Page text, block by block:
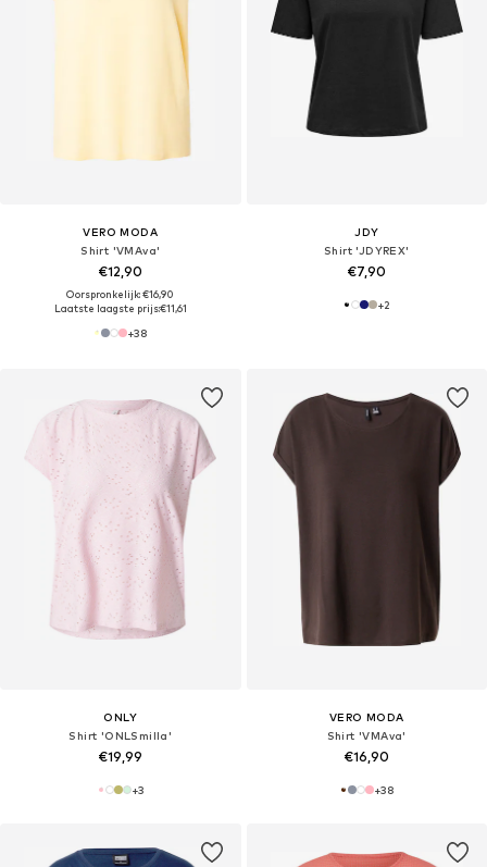
VERO MODA
Shirt 'VMAva'
€12,90
Oorspronkelijk: €16,90
Laatste laagste prijs:€11,61
+38
JDY
Shirt 'JDYREX'
€7,90
+2
ONLY
Shirt 'ONLSmilla'
€19,99
+3
VERO MODA
Shirt 'VMAva'
€16,90
+38